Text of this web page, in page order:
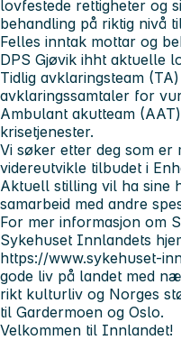
lovfestede rettigheter og
behandling på riktig nivå
Felles inntak mottar og
DPS Gjøvik ihht aktuelle
Tidlig avklaringsteam
avklaringssamtaler for
Ambulant akutteam
krisetjenester.
Vi søker etter deg som
videreutvikle tilbudet i
Aktuell stilling vil ha sine
samarbeid med andre
For mer informasjon om
Sykehuset Innlandets
https://www.sykehuset-
gode liv på landet med
rikt kulturliv og Norges
til Gardermoen og Oslo.
Velkommen til Innlandet!